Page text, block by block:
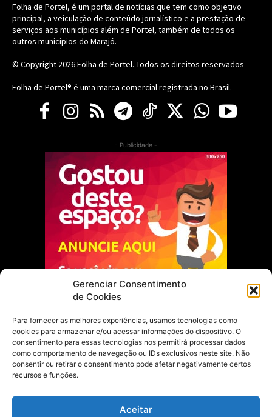
Gerenciar Consentimento
de Cookies
Para fornecer as melhores experiências, usamos tecnologias como
cookies para armazenar e/ou acessar informações do dispositivo. O
consentimento para essas tecnologias nos permitirá processar dados
como comportamento de navegação ou IDs exclusivos neste site. Não
consentir ou retirar o consentimento pode afetar negativamente certos
recursos e funções.
Aceitar
Folha de Portel, é um portal de notícias que tem como objetivo
principal, a veiculação de conteúdo jornalístico e a prestação de
serviços aos municípios além de Portel, também de todos os
outros municípios do Marajó.
© Copyright 2026Folha de Portel. Todos os direitos reservados
Folha de Portel® é uma marca comercial registrada no Brasil.
- Publicidade -
Escolha do Editor
Justiça Itinerante garante regularização
fundiária e casamento comunitário para
famílias em Portel
21 de maio de 2026